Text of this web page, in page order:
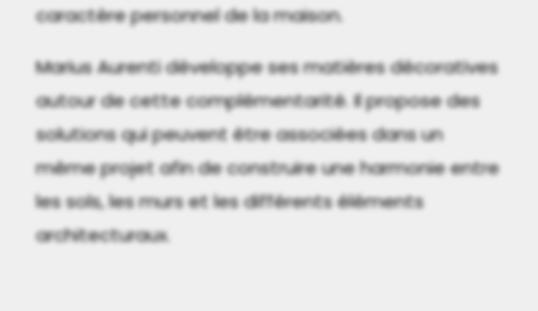
caractère personnel de la maison.
Marius Aurenti développe ses matières décoratives
autour de cette complémentarité. Il propose des
solutions qui peuvent être associées dans un
même projet afin de construire une harmonie entre
les sols, les murs et les différents éléments
architecturaux.